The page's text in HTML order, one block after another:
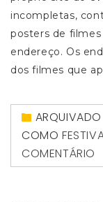
incompletas,
posters de
endereço. Os
dos filmes que
COMO
COMENTÁRIO